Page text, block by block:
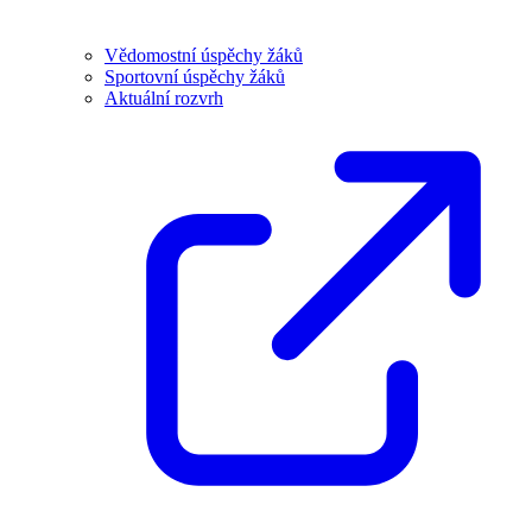
Vědomostní úspěchy žáků
Sportovní úspěchy žáků
Aktuální rozvrh